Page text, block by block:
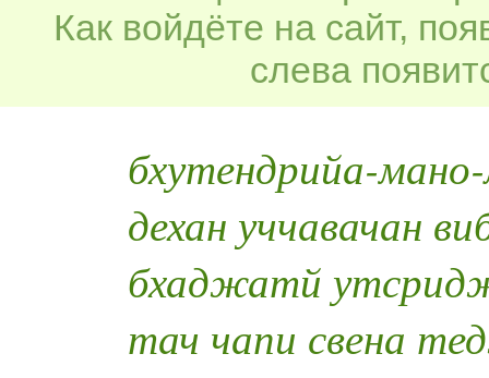
Как войдёте на сайт,
слева
бхутендрийа-
дехан уччавачан
бхаджатй
тач чапи свена